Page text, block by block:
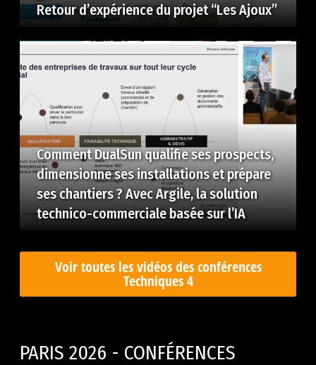
Retour d’expérience du projet “Les Ajoux”
Comment DualSun qualifie ses prospects,
dimensionne ses installations et prépare
ses chantiers ? Avec Argile, la solution
technico-commerciale basée sur l’IA
Voir toutes les vidéos des conférences
Techniques 4
PARIS 2026 - CONFÉRENCES